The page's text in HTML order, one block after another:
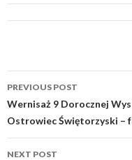
Post
navigation
PREVIOUS POST
Wernisaż 9 Dorocznej
Ostrowiec Świętorzyski –
NEXT POST